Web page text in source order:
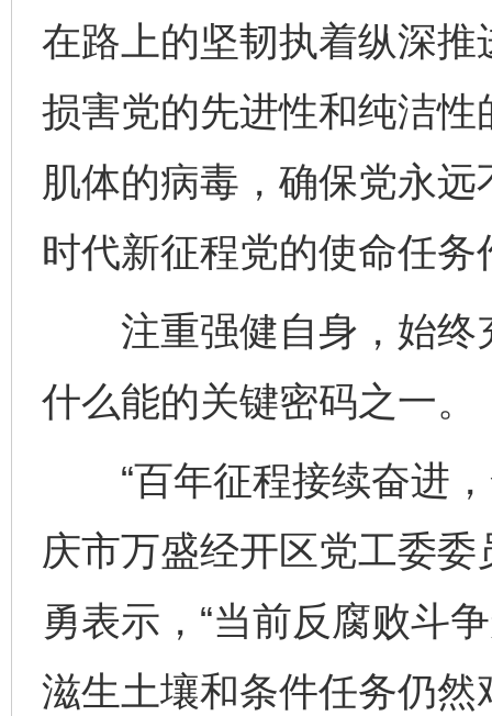
在路上的坚韧执着纵深
损害党的先进性和纯洁
肌体的病毒，确保党永
时代新征程党的使命任
注重强健自身，始终
什么能的关键密码之一。
“百年征程接续奋进，
庆市万盛经开区党工委
勇表示，“当前反腐败斗
滋生土壤和条件任务仍